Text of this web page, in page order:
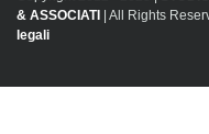
& ASSOCIATI
| All Rights
legali